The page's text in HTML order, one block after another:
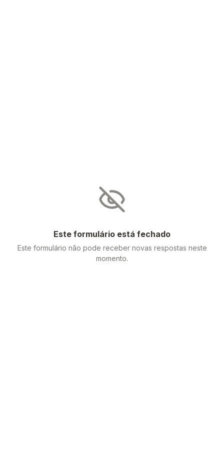
Este formulário está fechado
Este formulário não pode receber novas respostas neste
momento.